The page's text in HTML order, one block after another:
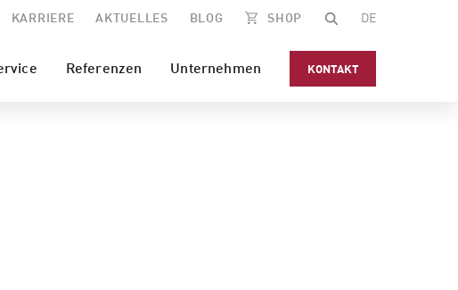
KARRIERE AKTUELLES BLOG SHOP DE
Referenzen Unternehmen KONTAKT